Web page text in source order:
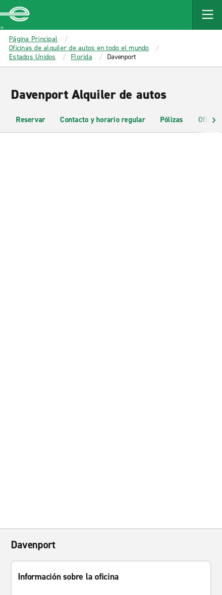
MAIN
CONTENT
Enterprise
Página Principal
Oficinas de alquiler de autos en todo el mundo
Estados Unidos
Florida Davenport
Davenport Alquiler de autos
Reservar Contacto y horario regular Pólizas
Davenport
Información sobre la oficina